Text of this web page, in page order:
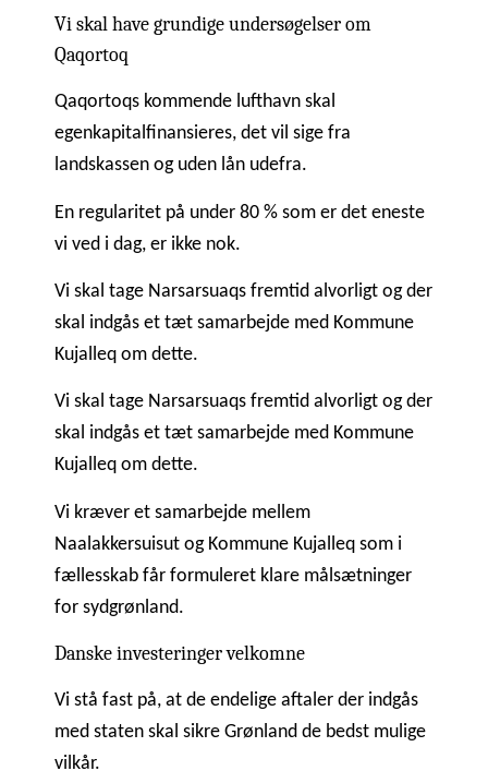
Vi skal have grundige undersøgelser om
Qaqortoq
Qaqortoqs kommende lufthavn skal
egenkapitalfinansieres, det vil sige fra
landskassen og uden lån udefra.
En regularitet på under 80 % som er det eneste
vi ved i dag, er ikke nok.
Vi skal tage Narsarsuaqs fremtid alvorligt og der
skal indgås et tæt samarbejde med Kommune
Kujalleq om dette.
Vi skal tage Narsarsuaqs fremtid alvorligt og der
skal indgås et tæt samarbejde med Kommune
Kujalleq om dette.
Vi kræver et samarbejde mellem
Naalakkersuisut og Kommune Kujalleq som i
fællesskab får formuleret klare målsætninger
for sydgrønland.
Danske investeringer velkomne
Vi stå fast på, at de endelige aftaler der indgås
med staten skal sikre Grønland de bedst mulige
vilkår.